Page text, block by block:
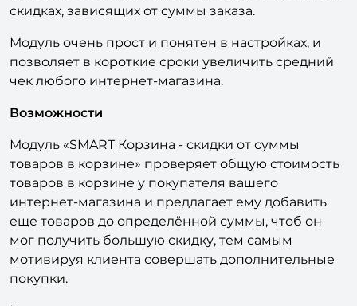
скидках, зависящих от суммы заказа.
Модуль очень прост и понятен в настройках, и
позволяет в короткие сроки увеличить средний
чек любого интернет-магазина.
Возможности
Модуль «SMART Корзина - скидки от суммы
товаров в корзине» проверяет общую стоимость
товаров в корзине у покупателя вашего
интернет-магазина и предлагает ему добавить
еще товаров до определённой суммы, чтоб он
мог получить большую скидку, тем самым
мотивируя клиента совершать дополнительные
покупки.